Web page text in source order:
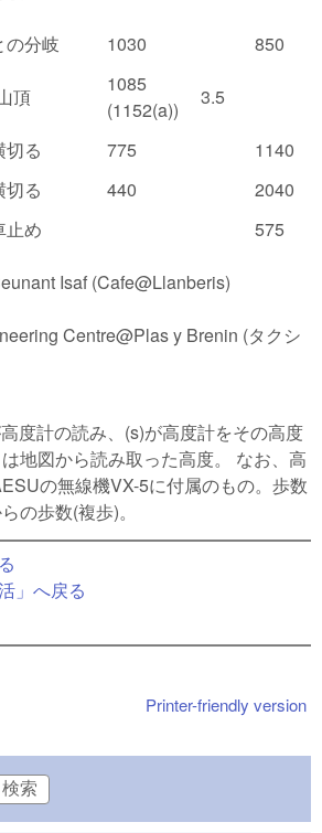
の分岐 1030
850
頂
1085
(1152(a))
3.5
切る 775
1140
切る 440
2040
止め
575
Isaf (Cafe@Llanberis)
Centre@Plas y Brenin (タクシ
度計の読み、(s)が高度計をその高度
地図から読み取った高度。 なお、高
の無線機VX-5に付属のもの。歩数
の歩数(複歩)。
」へ戻る
Printer-friendly version